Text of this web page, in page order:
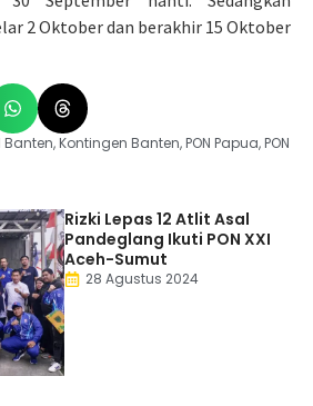
2 Oktober dan berakhir 15 Oktober
Banten,Kontingen Banten,PON Papua,PON
Rizki Lepas 12 Atlit Asal
Pandeglang Ikuti PON XXI
Aceh-Sumut
28 Agustus 2024